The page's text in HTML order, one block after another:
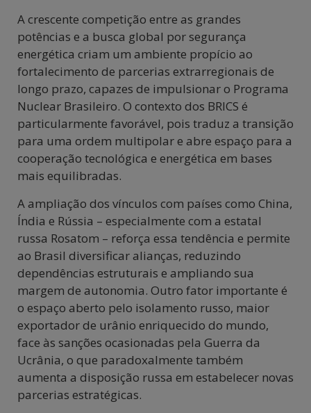
A crescente competição entre as grandes
potências e a busca global por segurança
energética criam um ambiente propício ao
fortalecimento de parcerias extrarregionais de
longo prazo, capazes de impulsionar o Programa
Nuclear Brasileiro. O contexto dos BRICS é
particularmente favorável, pois traduz a transição
para uma ordem multipolar e abre espaço para a
cooperação tecnológica e energética em bases
mais equilibradas.
A ampliação dos vínculos com países como China,
Índia e Rússia – especialmente com a estatal
russa Rosatom – reforça essa tendência e permite
ao Brasil diversificar alianças, reduzindo
dependências estruturais e ampliando sua
margem de autonomia. Outro fator importante é
o espaço aberto pelo isolamento russo, maior
exportador de urânio enriquecido do mundo,
face às sanções ocasionadas pela Guerra da
Ucrânia, o que paradoxalmente também
aumenta a disposição russa em estabelecer novas
parcerias estratégicas.